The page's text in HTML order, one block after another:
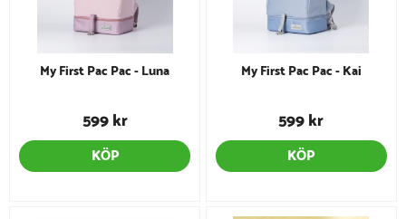
My First Pac Pac - Luna
599 kr
KÖP
My First Pac Pac - Kai
599 kr
KÖP